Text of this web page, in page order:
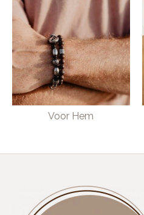
Voor Hem